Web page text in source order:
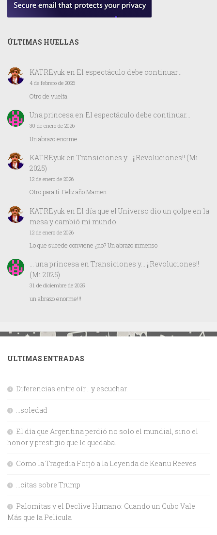
ÚLTIMAS HUELLAS
KATREyuken El espectáculo debe continuar…
4 de febrero de 2026
Otro de vuelta
Una princesaen El espectáculo debe continuar…
30 de enero de 2026
Un abrazo enorme
KATREyuken Transiciones y… ¡¡Revoluciones!! (Mi
2025)
12 de enero de 2026
Otro para ti. Feliz año Mamen
KATREyuk en El día que el Universo dio un golpe en la
mesa y cambió mi mundo.
12 de enero de 2026
Lo que sucede conviene ¿no? Un abrazo inmenso
… una princesaen Transiciones y… ¡¡Revoluciones!!
(Mi 2025)
31 de diciembre de 2025
un abrazo enorme!!!
ULTIMAS ENTRADAS
Diferencias entre oír… y escuchar.
…soledad
El día que Argentina perdió no solo el mundial, sino el
honor y prestigio que le quedaba.
Cómo la Tragedia Forjó a la Leyenda de Keanu Reeves
…citas sobre Trump
Palomitas y el Declive Humano: Cuando un Cubo Vale
Más que la Película